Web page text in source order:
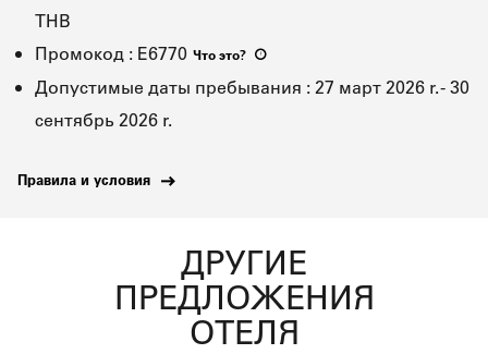
THB
Промокод : E6770 Что это?
Допустимые даты пребывания : 27 март 2026 r.-30
сентябрь 2026 r.
Правила и условия
ДРУГИЕ
ПРЕДЛОЖЕНИЯ
ОТЕЛЯ